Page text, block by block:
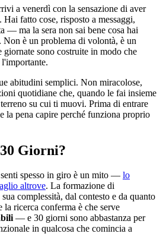
a venerdì con la sensazione di aver
Hai fatto cose, risposto a messaggi,
— ma la sera non sai bene cosa hai
è un problema di volontà, è un
sono costruite in modo che
abitudini semplici. Non miracolose,
quotidiane che, quando le fai insieme
su cui ti muovi. Prima di entrare
la pena capire perché funziona proprio
Giorni?
spesso in giro è un mito — lo
altrove. La formazione di
complessità, dal contesto e da quanto
la ricerca conferma è che serve
— e 30 giorni sono abbastanza per
in qualcosa che comincia a